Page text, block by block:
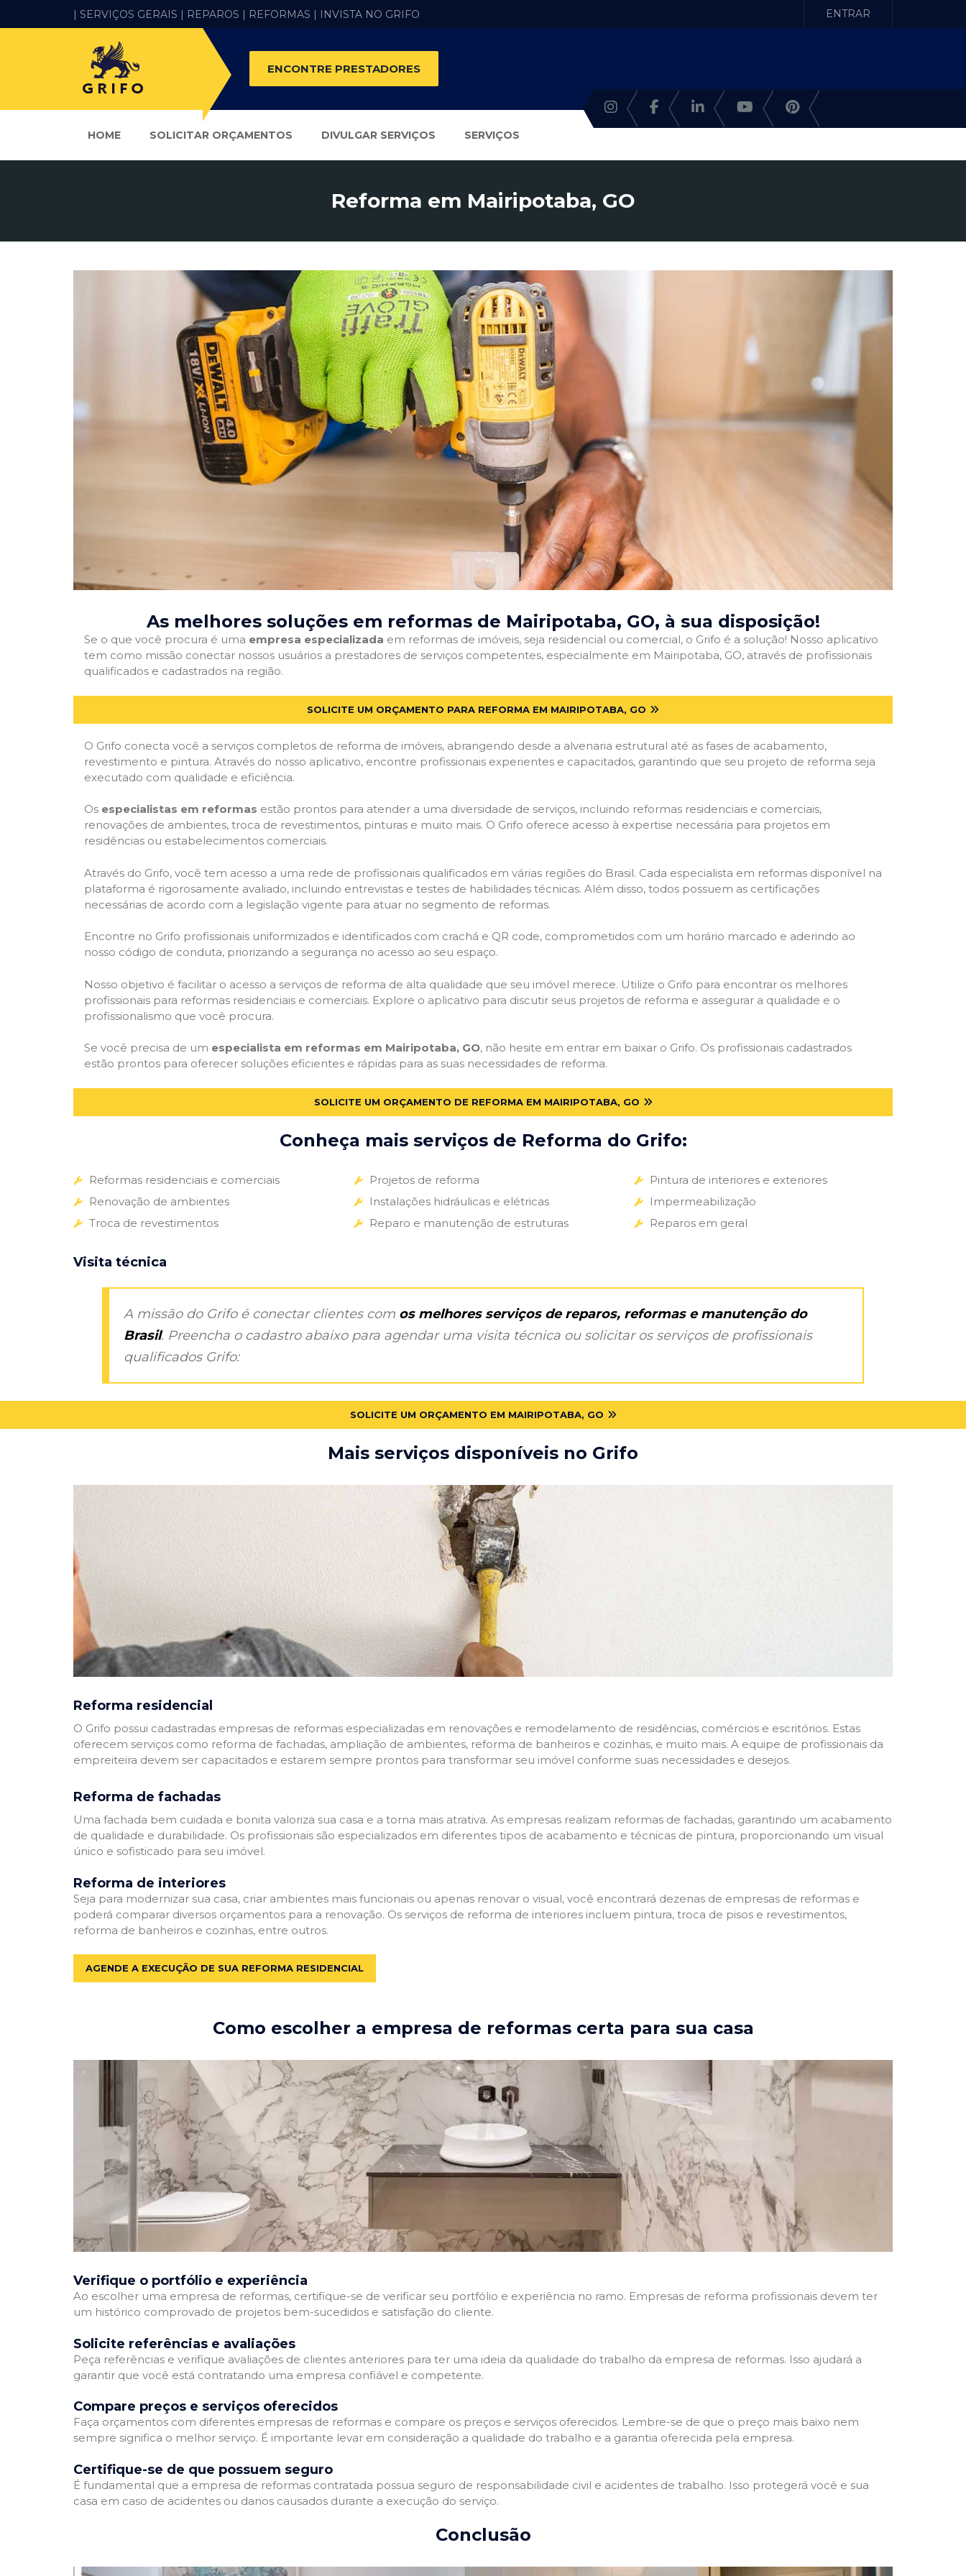
| SERVIÇOS GERAIS | REPAROS | REFORMAS | INVISTA NO GRIFO ENTRAR
ENCONTRE PRESTADORES
HOME SOLICITAR ORÇAMENTOS DIVULGAR SERVIÇOS SERVIÇOS
Reforma em Mairipotaba, GO
As melhores soluções em reformas de Mairipotaba, GO, à sua disposição!
Se o que você procura é uma empresa especializada em reformas de imóveis, seja residencial ou comercial, o Grifo é a solução! Nosso aplicativo
tem como missão conectar nossos usuários a prestadores de serviços competentes, especialmente em Mairipotaba, GO, através de profissionais
qualificados e cadastrados na região.
SOLICITE UM ORÇAMENTO PARA REFORMA EM MAIRIPOTABA, GO
O Grifo conecta você a serviços completos de reforma de imóveis, abrangendo desde a alvenaria estrutural até as fases de acabamento,
revestimento e pintura. Através do nosso aplicativo, encontre profissionais experientes e capacitados, garantindo que seu projeto de reforma seja
executado com qualidade e eficiência.
Os especialistas em reformas estão prontos para atender a uma diversidade de serviços, incluindo reformas residenciais e comerciais,
renovações de ambientes, troca de revestimentos, pinturas e muito mais. O Grifo oferece acesso à expertise necessária para projetos em
residências ou estabelecimentos comerciais.
Através do Grifo, você tem acesso a uma rede de profissionais qualificados em várias regiões do Brasil. Cada especialista em reformas disponível na
plataforma é rigorosamente avaliado, incluindo entrevistas e testes de habilidades técnicas. Além disso, todos possuem as certificações
necessárias de acordo com a legislação vigente para atuar no segmento de reformas.
Encontre no Grifo profissionais uniformizados e identificados com crachá e QR code, comprometidos com um horário marcado e aderindo ao
nosso código de conduta, priorizando a segurança no acesso ao seu espaço.
Nosso objetivo é facilitar o acesso a serviços de reforma de alta qualidade que seu imóvel merece. Utilize o Grifo para encontrar os melhores
profissionais para reformas residenciais e comerciais. Explore o aplicativo para discutir seus projetos de reforma e assegurar a qualidade e o
profissionalismo que você procura.
Se você precisa de um especialista em reformas em Mairipotaba, GO, não hesite em entrar em baixar o Grifo. Os profissionais cadastrados
estão prontos para oferecer soluções eficientes e rápidas para as suas necessidades de reforma.
SOLICITE UM ORÇAMENTO DE REFORMA EM MAIRIPOTABA, GO
Conheça mais serviços de Reforma do Grifo:
Reformas residenciais e comerciais
Renovação de ambientes
Troca de revestimentos
Projetos de reforma
Instalações hidráulicas e elétricas
Reparo e manutenção de estruturas
Pintura de interiores e exteriores
Impermeabilização
Reparos em geral
Visita técnica
A missão do Grifo é conectar clientes com os melhores serviços de reparos, reformas e manutenção do
Brasil. Preencha o cadastro abaixo para agendar uma visita técnica ou solicitar os serviços de profissionais
qualificados Grifo:
SOLICITE UM ORÇAMENTO EM MAIRIPOTABA, GO
Mais serviços disponíveis no Grifo
Reforma residencial
O Grifo possui cadastradas empresas de reformas especializadas em renovações e remodelamento de residências, comércios e escritórios. Estas
oferecem serviços como reforma de fachadas, ampliação de ambientes, reforma de banheiros e cozinhas, e muito mais. A equipe de profissionais da
empreiteira devem ser capacitados e estarem sempre prontos para transformar seu imóvel conforme suas necessidades e desejos.
Reforma de fachadas
Uma fachada bem cuidada e bonita valoriza sua casa e a torna mais atrativa. As empresas realizam reformas de fachadas, garantindo um acabamento
de qualidade e durabilidade. Os profissionais são especializados em diferentes tipos de acabamento e técnicas de pintura, proporcionando um visual
único e sofisticado para seu imóvel.
Reforma de interiores
Seja para modernizar sua casa, criar ambientes mais funcionais ou apenas renovar o visual, você encontrará dezenas de empresas de reformas e
poderá comparar diversos orçamentos para a renovação. Os serviços de reforma de interiores incluem pintura, troca de pisos e revestimentos,
reforma de banheiros e cozinhas, entre outros.
AGENDE A EXECUÇÃO DE SUA REFORMA RESIDENCIAL
Como escolher a empresa de reformas certa para sua casa
Verifique o portfólio e experiência
Ao escolher uma empresa de reformas, certifique-se de verificar seu portfólio e experiência no ramo. Empresas de reforma profissionais devem ter
um histórico comprovado de projetos bem-sucedidos e satisfação do cliente.
Solicite referências e avaliações
Peça referências e verifique avaliações de clientes anteriores para ter uma ideia da qualidade do trabalho da empresa de reformas. Isso ajudará a
garantir que você está contratando uma empresa confiável e competente.
Compare preços e serviços oferecidos
Faça orçamentos com diferentes empresas de reformas e compare os preços e serviços oferecidos. Lembre-se de que o preço mais baixo nem
sempre significa o melhor serviço. É importante levar em consideração a qualidade do trabalho e a garantia oferecida pela empresa.
Certifique-se de que possuem seguro
É fundamental que a empresa de reformas contratada possua seguro de responsabilidade civil e acidentes de trabalho. Isso protegerá você e sua
casa em caso de acidentes ou danos causados durante a execução do serviço.
Conclusão